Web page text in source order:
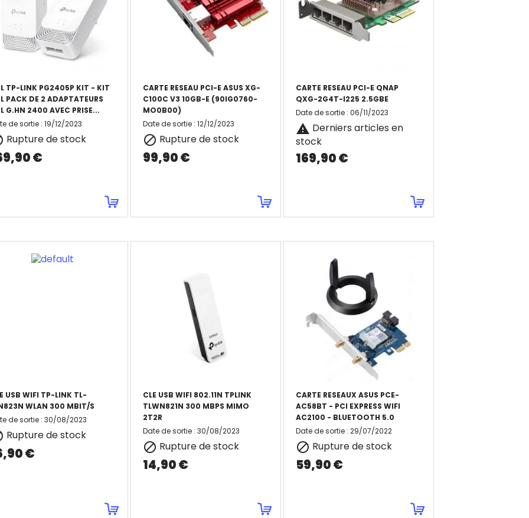
TP-LINK PG2405P KIT - KIT
PACK DE 2 ADAPTATEURS
G.HN 2400 AVEC PRISE...
de sortie: 19/12/2023
Rupture de stock
€
CARTE RESEAU PCI-E ASUS XG-
C100C V3 10GB-E (90IG0760-
MO0B00)
Date de sortie: 12/12/2023
 Rupture de stock
99,90 €
CARTE RESEAU PCI-E QNAP
QXG-2G4T-I225 2.5GBE
Date de sortie: 06/11/2023
 Derniers articles en
stock
169,90 €
USB WIFI TP-LINK TL-
WLAN 300 MBIT/S
de sortie: 30/08/2023
Rupture de stock
€
CLE USB WIFI 802.11N TPLINK
TLWN821N 300 MBPS MIMO
2T2R
Date de sortie: 30/08/2023
 Rupture de stock
14,90 €
CARTE RESEAUX ASUS PCE-
AC58BT - PCI EXPRESS WIFI
AC2100 - BLUETOOTH 5.0
Date de sortie: 29/07/2022
 Rupture de stock
59,90 €